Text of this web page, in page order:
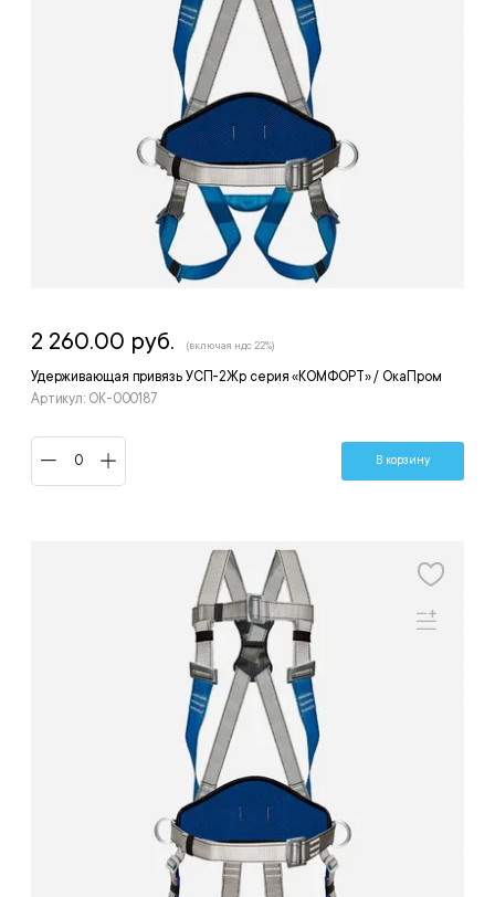
Удерживающая привязь УСП-2Жр серия «КОМФОРТ» / ОкаПром
Артикул: ОК-000187
2 260.00 руб. (включая ндс 22%)
В корзину